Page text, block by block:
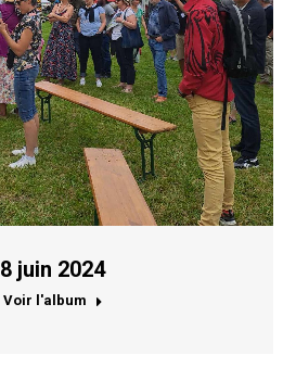
8 juin 2024
Voir l'album